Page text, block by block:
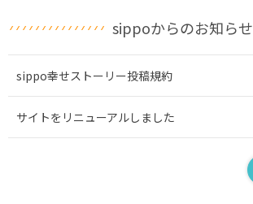
sippoからのお知らせ
sippo幸せストーリー投稿規約
サイトをリニューアルしました